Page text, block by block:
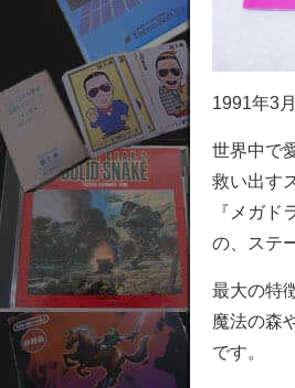
1991年3
世界中で
救い出す
『メガ
の、ステ
最大の特
魔法の森
です。